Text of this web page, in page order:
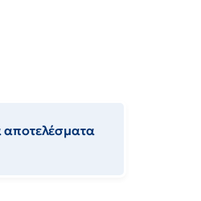
αποτελέσματα